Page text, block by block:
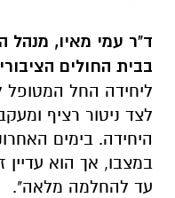
ד"ר עמי מאיו, מנהל
בבית החולים
ליחידה החל המטופל
לצד ניטור רציף
היחידה. בימים
במצבו, אך הוא
עד להחלמה מלאה".